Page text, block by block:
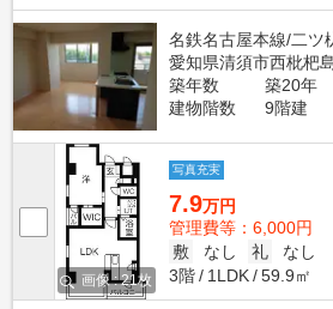
名鉄名古屋本線/二ツ
愛知県清須市西枇杷
築年数
築20年
建物階数
9階建
画像 : 21枚
写真充実
7.9万円
管理費等：6,000円
敷
なし 礼
なし
3階
1LDK 59.9㎡